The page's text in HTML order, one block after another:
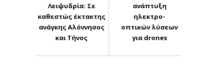
Λειψυδρία: Σε
καθεστώς έκτακτης
ανάγκης Αλόννησος
και Τήνος
ανάπτυξη
ηλεκτρο-
οπτικών λύσεων
για drones